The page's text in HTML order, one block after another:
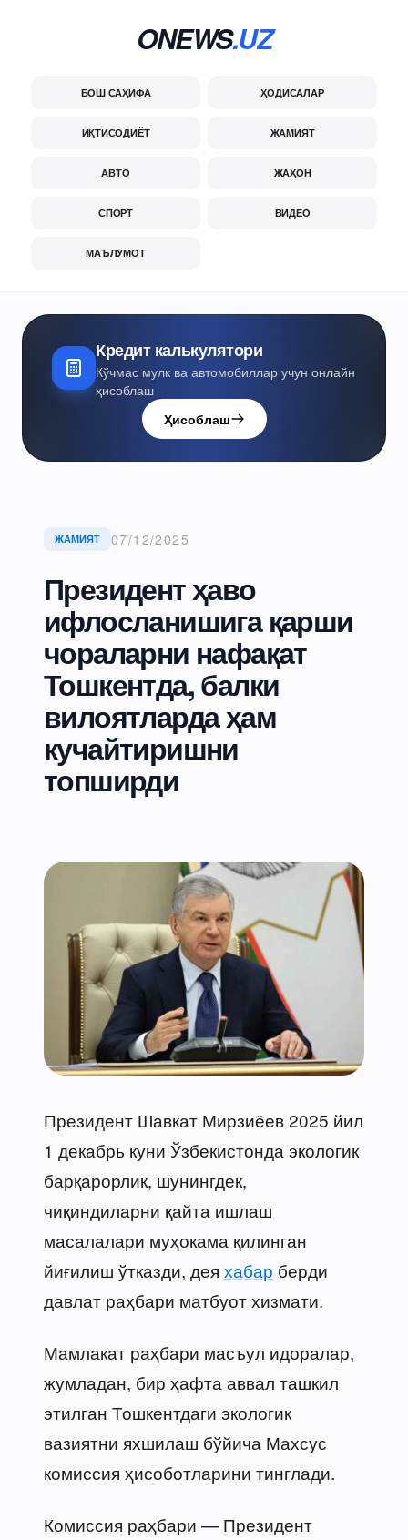
ONEWS.UZ
БОШ САҲИФА ҲОДИСАЛАР
ИҚТИСОДИЁТ ЖАМИЯТ
АВТО ЖАҲОН
СПОРТ ВИДЕО
МАЪЛУМОТ
Кредит калькулятори
Кўчмас мулк ва автомобиллар учун онлайн
ҳисоблаш
Ҳисоблаш
ЖАМИЯТ 07/12/2025
Президент ҳаво
ифлосланишига қарши
чораларни нафақат
Тошкентда, балки
вилоятларда ҳам
кучайтиришни
топширди
Президент Шавкат Мирзиёев 2025 йил
1 декабрь куни Ўзбекистонда экологик
барқарорлик, шунингдек,
чиқиндиларни қайта ишлаш
масалалари муҳокама қилинган
йиғилиш ўтказди, дея хабар берди
давлат раҳбари матбуот хизмати.
Мамлакат раҳбари масъул идоралар,
жумладан, бир ҳафта аввал ташкил
этилган Тошкентдаги экологик
вазиятни яхшилаш бўйича Махсус
комиссия ҳисоботларини тинглади.
Комиссия раҳбари — Президент